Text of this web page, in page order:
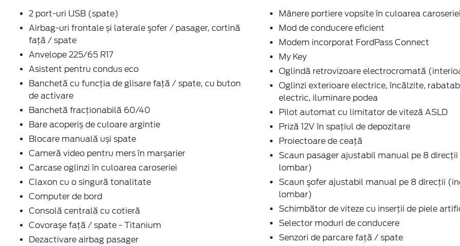
2 port-uri USB (spate)
Airbag-uri frontale și laterale şofer / pasager, cortină
faţă / spate
Anvelope 225/65 R17
Asistent pentru condus eco
Banchetă cu funcţia de glisare faţă / spate, cu buton
de activare
Banchetă fracționabilă 60/40
Bare acoperiș de culoare argintie
Blocare manuală uși spate
Cameră video pentru mers în marșarier
Carcase oglinzi în culoarea caroseriei
Claxon cu o singură tonalitate
Computer de bord
Consolă centrală cu cotieră
Covoraşe faţă / spate - Titanium
Dezactivare airbag pasager
Mânere portiere vopsite în culoarea caroseriei
Mod de conducere eficient
Modem incorporat FordPass Connect
My Key
Oglindă retrovizoare electrocromată
Oglinzi exterioare electrice, încălzite,
electric, iluminare podea
Pilot automat cu limitator de viteză ASLD
Priză 12V în spaţiul de depozitare
Proiectoare de ceaţă
Scaun pasager ajustabil manual pe 8
lombar)
Scaun şofer ajustabil manual pe 8 direcţii
lombar)
Schimbător de viteze cu inserţii de piele
Selector moduri de conducere
Senzori de parcare faţă / spate